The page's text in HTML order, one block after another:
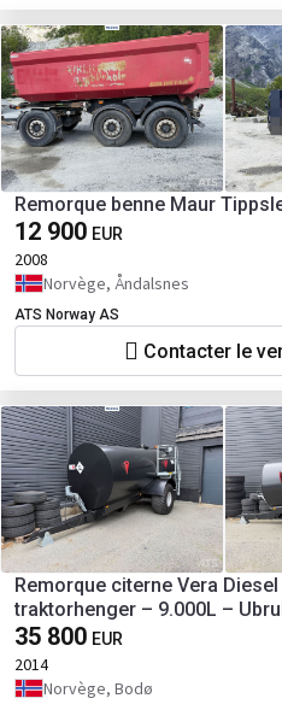
Remorque benne Maur
12 900 EUR
2008
Norvège, Åndalsnes
ATS Norway AS
Contacter le
Remorque citerne Vera
traktorhenger – 9.000L –
35 800 EUR
2014
Norvège, Bodø